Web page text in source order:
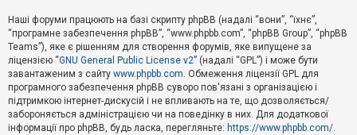
й
А
к
т
и
в
н
і
Наші форуми працюють на базі скрипту phpBB (надалі “вони”, “їхнє”,
“програмне забезпечення phpBB”, “www.phpbb.com”, “phpBB Group”, “phpBB
Teams”), яке є рішенням для створення форумів, яке випущене за
ліцензією “GNU General Public License v2” (надалі “GPL”) і може бути
завантаженим з сайту www.phpbb.com. Обмеження ліцензії GPL для
програмного забезпечення phpBB суворо пов'язані з організацією і
підтримкою інтернет-дискусій і не впливають на те, що дозволяється/
забороняється адміністрацією чи на поведінку в них. Для додаткової
інформації про phpBB, будь ласка, перегляньте: https://www.phpbb.com/.